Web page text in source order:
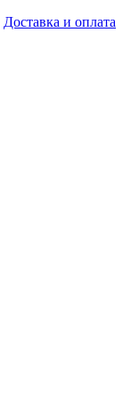
Доставка и оплата